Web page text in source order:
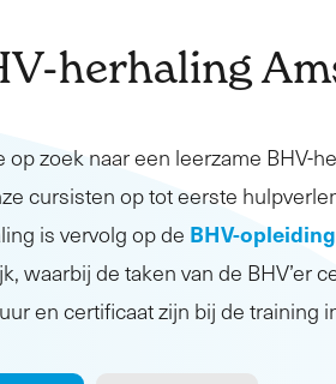
herhaling
op zoek naar een leerzame BHV-
cursisten op tot eerste
is vervolg op de BHV-opleiding
waarbij de taken van de BHV’er
en certificaat zijn bij de training